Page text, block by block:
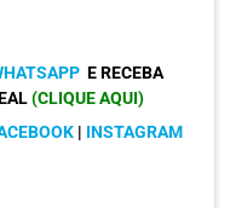
E RECEBA
(CLIQUE AQUI)
| INSTAGRAM